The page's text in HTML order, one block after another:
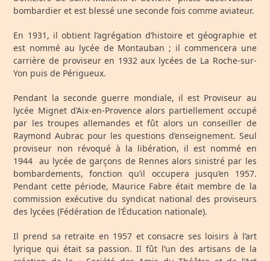
bombardier et est blessé une seconde fois comme aviateur.
En 1931, il obtient l’agrégation d’histoire et géographie et
est nommé au lycée de Montauban ; il commencera une
carrière de proviseur en 1932 aux lycées de La Roche-sur-
Yon puis de Périgueux.
Pendant la seconde guerre mondiale, il est Proviseur au
lycée Mignet d’Aix-en-Provence alors partiellement occupé
par les troupes allemandes et fût alors un conseiller de
Raymond Aubrac pour les questions d’enseignement. Seul
proviseur non révoqué à la libération, il est nommé en
1944 au lycée de garçons de Rennes alors sinistré par les
bombardements, fonction qu’il occupera jusqu’en 1957.
Pendant cette période, Maurice Fabre était membre de la
commission exécutive du syndicat national des proviseurs
des lycées (Fédération de l’Éducation nationale).
Il prend sa retraite en 1957 et consacre ses loisirs à l’art
lyrique qui était sa passion. Il fût l’un des artisans de la